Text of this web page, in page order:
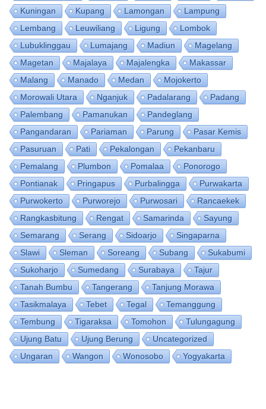
Kuningan
Kupang Lamongan
Lampung
Lembang
Leuwiliang Ligung
Lombok
Lubuklinggau
Lumajang Madiun
Magelang
Magetan
Majalaya Majalengka
Makassar
Malang
Manado Medan
Mojokerto
Morowali Utara
Nganjuk Padalarang
Padang
Palembang
Pamanukan
Pandeglang
Pangandaran
Pariaman Parung
Pasar Kemis
Pasuruan
Pati Pekalongan
Pekanbaru
Pemalang
Plumbon Pomalaa
Ponorogo
Pontianak
Pringapus Purbalingga
Purwakarta
Purwokerto
Purworejo Purwosari
Rancaekek
Rangkasbitung
Rengat Samarinda
Sayung
Semarang
Serang Sidoarjo
Singaparna
Slawi
Sleman Soreang Subang
Sukabumi
Sukoharjo
Sumedang Surabaya
Tajur
Tanah Bumbu
Tangerang
Tanjung Morawa
Tasikmalaya
Tebet Tegal
Temanggung
Tembung
Tigaraksa Tomohon
Tulungagung
Ujung Batu
Ujung Berung
Uncategorized
Ungaran
Wangon Wonosobo Yogyakarta